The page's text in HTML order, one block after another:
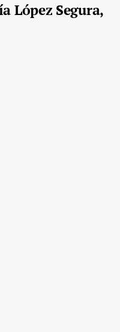
López Segura,